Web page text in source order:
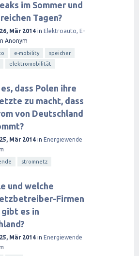
im Sommer und
Tagen?
26, Mär 2014 in Elektroauto, E-
Anonym
e-mobility
speicher
elektromobilität
dass Polen ihre
zu macht, dass
von Deutschland
25, Mär 2014 in Energiewende
stromnetz
und welche
Firmen
gibt es in
25, Mär 2014 in Energiewende